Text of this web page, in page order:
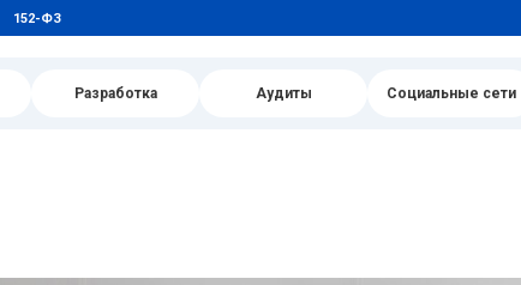
152-ФЗ
Разработка Аудиты Социальные сети